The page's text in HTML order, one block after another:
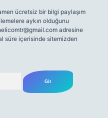
ücretsiz bir bilgi paylaşım
aykırı olduğunu
adresine
süre içerisinde sitemizden